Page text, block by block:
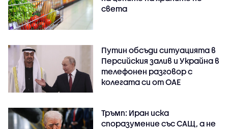
света
Путин обсъди ситуацията в
Персийския залив и Украйна в
телефонен разговор с
колегата си от ОАЕ
Тръмп: Иран иска
споразумение със САЩ, а не